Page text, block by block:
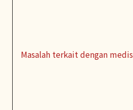
Masalah terkait dengan medis